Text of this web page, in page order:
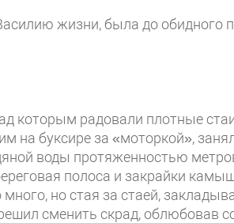
жизни, была до обидного
которым радовали плотные
на буксире за «моторкой»,
воды протяженностью
полоса и закрайки
но стая за стаей,
сменить скрад, облюбовав